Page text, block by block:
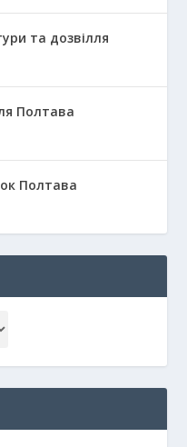
та дозвілля
Полтава
Полтава